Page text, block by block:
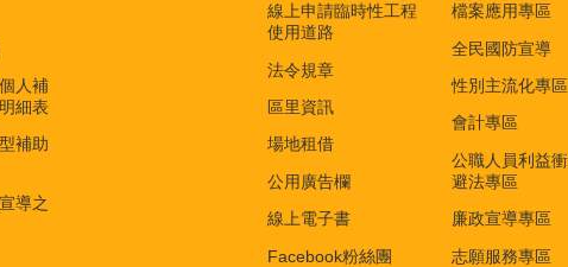
人補
細表
補助
導之
線上申請臨時性工程
使用道路
法令規章
區里資訊
場地租借
公用廣告欄
線上電子書
Facebook粉絲團
檔案應用專區
全民國防宣導
性別主流化專區
會計專區
公職人員利益
避法專區
廉政宣導專區
志願服務專區